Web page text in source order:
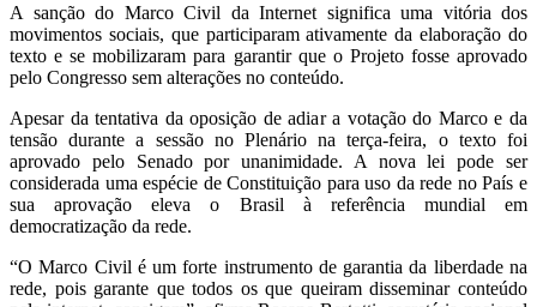
A sanção do Marco Civil da Internet significa uma vitória dos
movimentos sociais, que participaram ativamente da elaboração do
texto e se mobilizaram para garantir que o Projeto fosse aprovado
pelo Congresso sem alterações no conteúdo.
Apesar da tentativa da oposição de adiar a votação do Marco e da
tensão durante a sessão no Plenário na terça-feira, o texto foi
aprovado pelo Senado por unanimidade. A nova lei pode ser
considerada uma espécie de Constituição para uso da rede no País e
sua aprovação eleva o Brasil à referência mundial em
democratização da rede.
“O Marco Civil é um forte instrumento de garantia da liberdade na
rede, pois garante que todos os que queiram disseminar conteúdo